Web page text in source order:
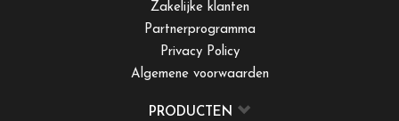
Zakelijke klanten
Partnerprogramma
Privacy Policy
Algemene voorwaarden
PRODUCTEN